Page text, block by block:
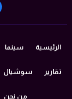
الرئيسية سينما
تقارير سوشيال
من نحن